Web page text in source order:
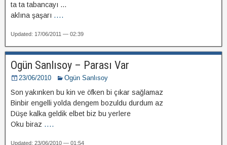
ta ta tabancayı …
aklına şaşarı ....
Updated: 17/06/2011 — 02:39
Ogün Sanlısoy – Parası Var
23/06/2010 Ogün Sanlısoy
Son yakınken bu kin ve öfken bi çıkar sağlamaz
Binbir engelli yolda dengem bozuldu durdum az
Düşe kalka geldik elbet biz bu yerlere
Oku biraz ....
Updated: 23/06/2010 — 01:54